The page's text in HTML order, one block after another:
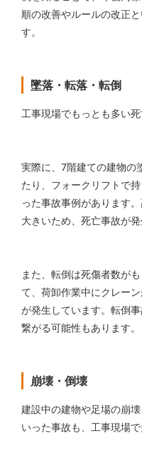
順の改善やルールの改正
す。
墜落・転落・転倒
工事現場でもっとも多い
実際に、7階建ての建物の
たり、フォークリフトで
った事故事例があります
大きいため、死亡事故が
また、転倒は死傷者数が
て、荷卸作業中にクレー
が発生しています。転倒
繋がる可能性もあります。
崩壊・倒壊
建設中の建物や足場の崩
いった事故も、工事現場で